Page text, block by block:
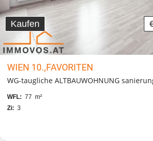
Kaufen
WIEN 10.,FAVORITEN
WG-taugliche ALTBAUWOHNUNG
WFL: 77 m²
Zi: 3